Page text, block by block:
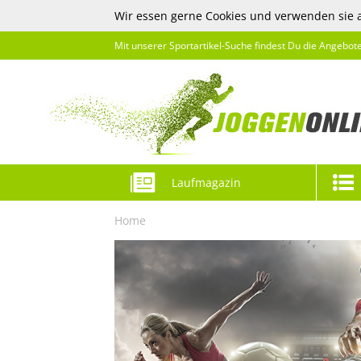
Wir essen gerne Cookies und verwenden
Mit unserer Sportartikel-Suche findest Du die
Laufmagazin
Home